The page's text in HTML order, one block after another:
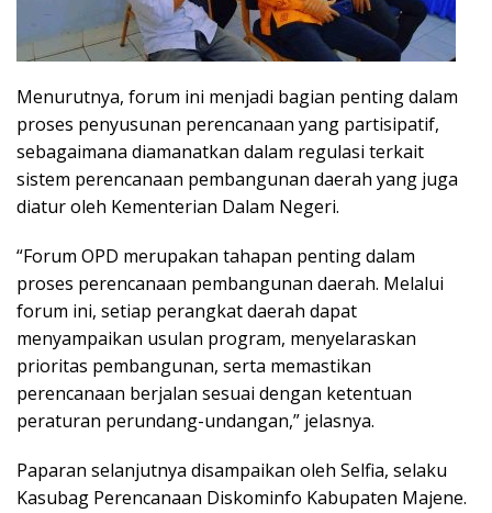
Menurutnya, forum ini menjadi bagian penting dalam
proses penyusunan perencanaan yang partisipatif,
sebagaimana diamanatkan dalam regulasi terkait
sistem perencanaan pembangunan daerah yang juga
diatur oleh Kementerian Dalam Negeri.
“Forum OPD merupakan tahapan penting dalam
proses perencanaan pembangunan daerah. Melalui
forum ini, setiap perangkat daerah dapat
menyampaikan usulan program, menyelaraskan
prioritas pembangunan, serta memastikan
perencanaan berjalan sesuai dengan ketentuan
peraturan perundang-undangan,” jelasnya.
Paparan selanjutnya disampaikan oleh Selfia, selaku
Kasubag Perencanaan Diskominfo Kabupaten Majene.